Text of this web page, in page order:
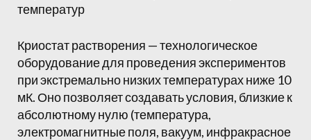
температур
Криостат растворения — технологическое
оборудование для проведения экспериментов
при экстремально низких температурах ниже 10
мК. Оно позволяет создавать условия, близкие к
абсолютному нулю (температура,
электромагнитные поля, вакуум, инфракрасное